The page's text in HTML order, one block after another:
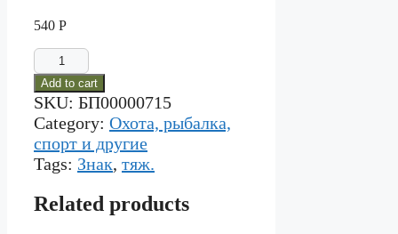
540 Р
Знак
"Отличный
пекарь"
quantity
Add to cart
SKU: БП00000715
Category: Охота, рыбалка,
спорт и другие
Tags: Знак, тяж.
Related products